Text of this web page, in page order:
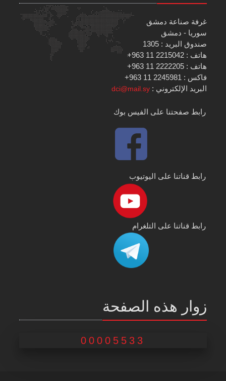
غرفة صناعة دمشق
سوريا - دمشق
صندوق البريد : 1305
هاتف : 2215042 11 963+
هاتف : 2222205 11 963+
فاكس : 2245981 11 963+
البريد الإلكتروني :dci@mail.sy
رابط صفحتنا على الفيس بوك
رابط قناتنا على اليوتيوب
رابط قناتنا على التلغرام
زوار هذه الصفحة
00005533